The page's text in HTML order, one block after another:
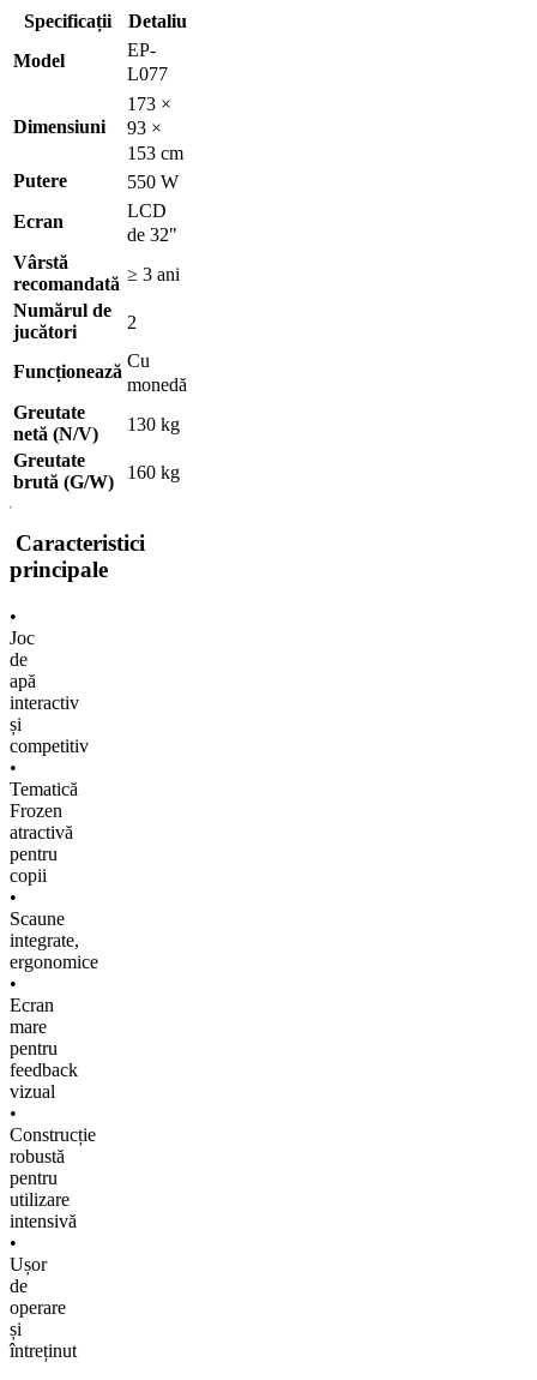
Specificații
Detaliu
Model
EP-
L077
Dimensiuni
173 ×
93 ×
153 cm
Putere
550 W
Ecran
LCD
de 32"
Vârstă
recomandată ≥ 3 ani
Numărul de
jucători
2
Funcționează
Cu
monedă
Greutate
netă (N/V)
130 kg
Greutate
brută (G/W)
160 kg
Caracteristici
principale
•
Joc
de
apă
interactiv
și
competitiv
•
Tematică
Frozen
atractivă
pentru
copii
•
Scaune
integrate,
ergonomice
•
Ecran
mare
pentru
feedback
vizual
•
Construcție
robustă
pentru
utilizare
intensivă
•
Ușor
de
operare
și
întreținut